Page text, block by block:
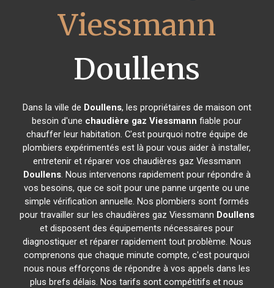
Viessmann
Doullens
Dans la ville de Doullens, les propriétaires de maison ont
besoin d'une chaudière gaz Viessmann fiable pour
chauffer leur habitation. C'est pourquoi notre équipe de
plombiers expérimentés est là pour vous aider à installer,
entretenir et réparer vos chaudières gaz Viessmann
Doullens. Nous intervenons rapidement pour répondre à
vos besoins, que ce soit pour une panne urgente ou une
simple vérification annuelle. Nos plombiers sont formés
pour travailler sur les chaudières gaz Viessmann Doullens
et disposent des équipements nécessaires pour
diagnostiquer et réparer rapidement tout problème. Nous
comprenons que chaque minute compte, c'est pourquoi
nous nous efforçons de répondre à vos appels dans les
plus brefs délais. Nos tarifs sont compétitifs et nous